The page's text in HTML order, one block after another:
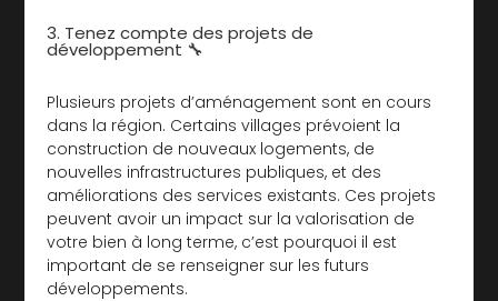
3. Tenez compte des projets de
développement 🔧
Plusieurs projets d’aménagement sont en cours
dans la région. Certains villages prévoient la
construction de nouveaux logements, de
nouvelles infrastructures publiques, et des
améliorations des services existants. Ces projets
peuvent avoir un impact sur la valorisation de
votre bien à long terme, c’est pourquoi il est
important de se renseigner sur les futurs
développements.